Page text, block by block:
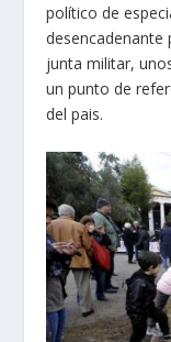
político de
desencadenante
junta militar,
un punto de
del pais.